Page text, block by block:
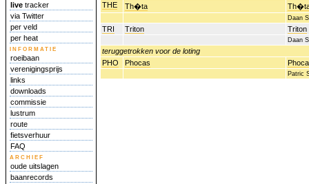
live tracker
via Twitter
per veld
per heat
informatie
roeibaan
verenigingsprijs
links
downloads
commissie
lustrum
route
fietsverhuur
FAQ
archief
oude uitslagen
baanrecords
THE Th�ta
Daan
TRI Triton Triton
Daan
teruggetrokken voor de loting
PHO
Phocas
Patric